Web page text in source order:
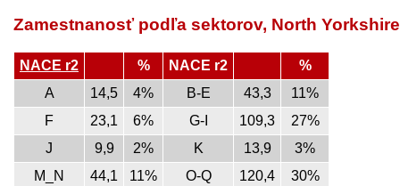
Zamestnanosť podľa sektorov, North Yorkshire
NACE r2 % NACE r2
%
A
14,5 4% B-E 43,3
11%
F
23,1 6% G-I 109,3
27%
J
9,9 2% K 13,9
3%
M_N
44,1 11% O-Q 120,4
30%